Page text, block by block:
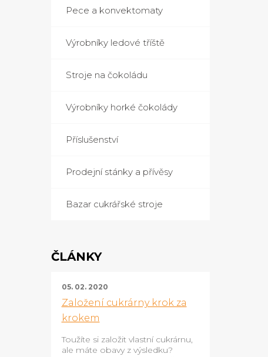
Pece a konvektomaty
Výrobníky ledové tříště
Stroje na čokoládu
Výrobníky horké čokolády
Příslušenství
Prodejní stánky a přívěsy
Bazar cukrářské stroje
ČLÁNKY
05. 02. 2020
Založení cukrárny krok za
krokem
Toužíte si založit vlastní cukrárnu,
ale máte obavy z výsledku?